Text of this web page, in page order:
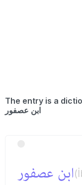
The entry is a
ابن عصفور
ابن عصفور